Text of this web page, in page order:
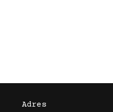
Adres